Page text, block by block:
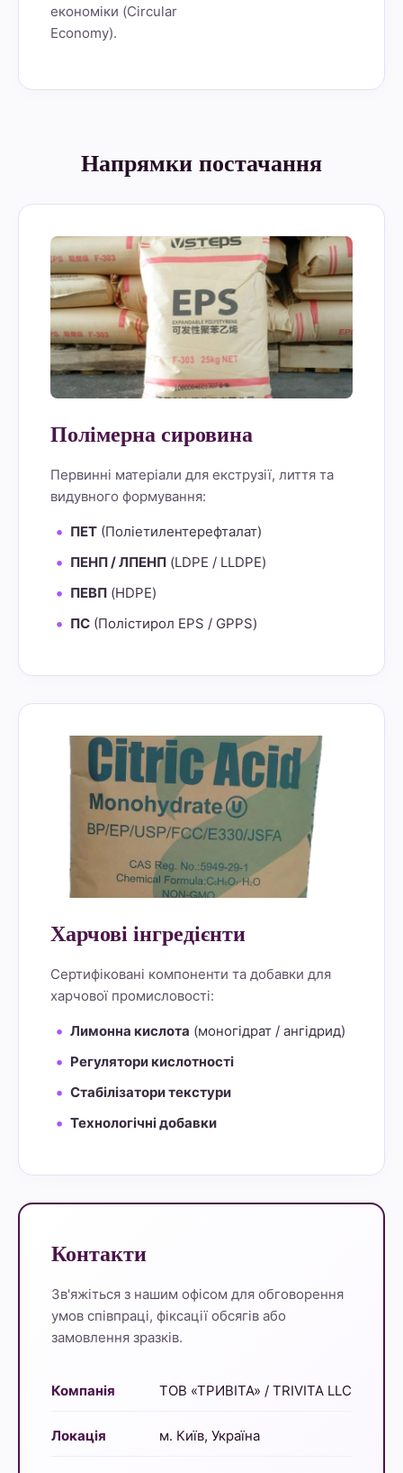
економіки (Circular
Economy).
Напрямки постачання
Полімерна сировина
Первинні матеріали для екструзії, лиття та
видувного формування:
ПЕТ (Поліетилентерефталат)
ПЕНП / ЛПЕНП (LDPE / LLDPE)
ПЕВП (HDPE)
ПС (Полістирол EPS / GPPS)
Харчові інгредієнти
Сертифіковані компоненти та добавки для
харчової промисловості:
Лимонна кислота (моногідрат / ангідрид)
Регулятори кислотності
Стабілізатори текстури
Технологічні добавки
Контакти
Зв'яжіться з нашим офісом для обговорення
умов співпраці, фіксації обсягів або
замовлення зразків.
Компанія ТОВ «ТРИВІТА» / TRIVITA LLC
Локація м. Київ, Україна